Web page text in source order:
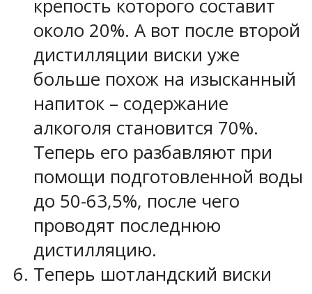
крепость которого составит
около 20%. А вот после второй
дистилляции виски уже
больше похож на изысканный
напиток – содержание
алкоголя становится 70%.
Теперь его разбавляют при
помощи подготовленной воды
до 50-63,5%, после чего
проводят последнюю
дистилляцию.
Теперь шотландский виски